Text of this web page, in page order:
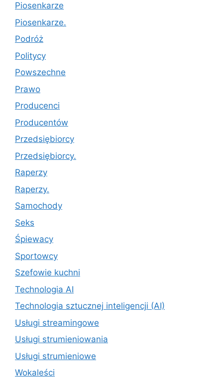
Piosenkarze
Piosenkarze.
Podróż
Politycy
Powszechne
Prawo
Producenci
Producentów
Przedsiębiorcy
Przedsiębiorcy.
Raperzy
Raperzy.
Samochody
Seks
Śpiewacy
Sportowcy
Szefowie kuchni
Technologia AI
Technologia sztucznej inteligencji (AI)
Usługi streamingowe
Usługi strumieniowania
Usługi strumieniowe
Wokaleści